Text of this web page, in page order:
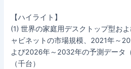
【ハイライト】
(1) 世界の家庭用デスクトップ型お
ャビネットの市場規模、2021年～
よび2026年～2032年の予測データ
（千台）